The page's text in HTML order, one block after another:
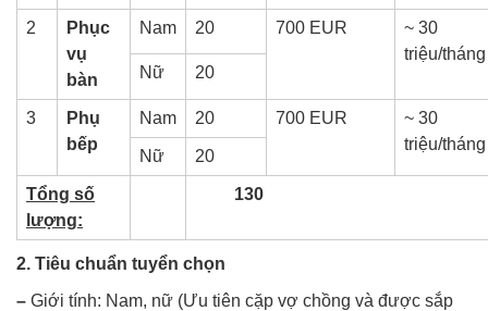
2
Phục
vụ
bàn
Nam 20 700 EUR
~ 30
triệu/tháng
Nữ
20
3
Phụ
bếp
Nam 20 700 EUR
~ 30
triệu/tháng
Nữ 20
Tổng số
lượng:
130
2. Tiêu chuẩn tuyển chọn
– Giới tính: Nam, nữ (Ưu tiên cặp vợ chồng và được sắp